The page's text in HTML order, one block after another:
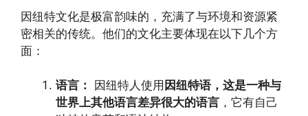
因纽特文化是极富韵味的，充满了与环境和资源紧
密相关的传统。他们的文化主要体现在以下几个方
面：
语言： 因纽特人使用 因纽特语，这是一种与
世界上其他语言差异很大的语言 ，它有自己